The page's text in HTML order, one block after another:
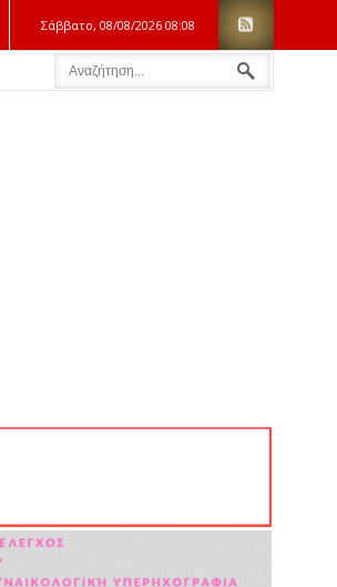
Σάββατο, 08/08/2026 08:08